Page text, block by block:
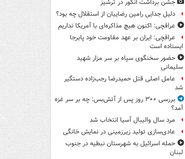
جشن برداشت انگور در ترشیز
دلیل جدایی رامین رضاییان از استقلال چه بود؟
عراقچی: اکنون هیچ مذاکره‌ای با آمریکا نداریم
عراقچی: ایران بر عهد مقاومت خود پابرجا
ایستاده است
حضور سخنگوی سپاه بر سر مزار شهید
سلیمانی
عامل اصلی قتل حمیدرضا رجب‌زاده دستگیر
شد
بررسی ۳۰۰ روز پس از آتش‌بس: چه بر سر غزه
آمد؟
مرد سال والیبال آسیا انتخاب شد
عادی‌سازی تولید زیرزمینی در نمایش خانگی
حمله اسرائیل به شهرستان نبطیه در جنوب
لبنان